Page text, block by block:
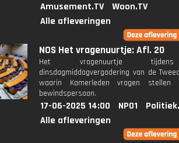
Amusement.TV
Woon.TV
Alle afleveringen
NOS Het vragenuurtje: Afl. 20
Het vragenuurtje
dinsdagmiddagvergadering van de
waarin Kamerleden vragen stellen
bewindspersoon.
17-06-2025 14:00 NPO1
Alle afleveringen